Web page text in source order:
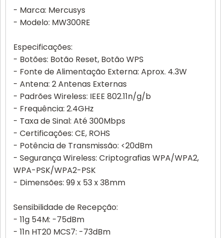
- Marca: Mercusys
- Modelo: MW300RE
Especificações:
- Botões: Botão Reset, Botão WPS
- Fonte de Alimentação Externa: Aprox. 4.3W
- Antena: 2 Antenas Externas
- Padrões Wireless: IEEE 802.11n/g/b
- Frequência: 2.4GHz
- Taxa de Sinal: Até 300Mbps
- Certificações: CE, ROHS
- Potência de Transmissão: <20dBm
- Segurança Wireless: Criptografias WPA/WPA2,
WPA-PSK/WPA2-PSK
- Dimensões: 99 x 53 x 38mm
Sensibilidade de Recepção:
- 11g 54M: -75dBm
- 11n HT20 MCS7: -73dBm